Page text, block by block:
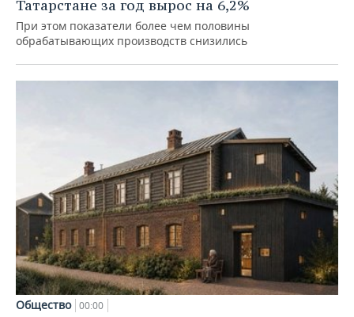
Татарстане за год вырос на 6,2%
При этом показатели более чем половины
обрабатывающих производств снизились
Общество 00:00